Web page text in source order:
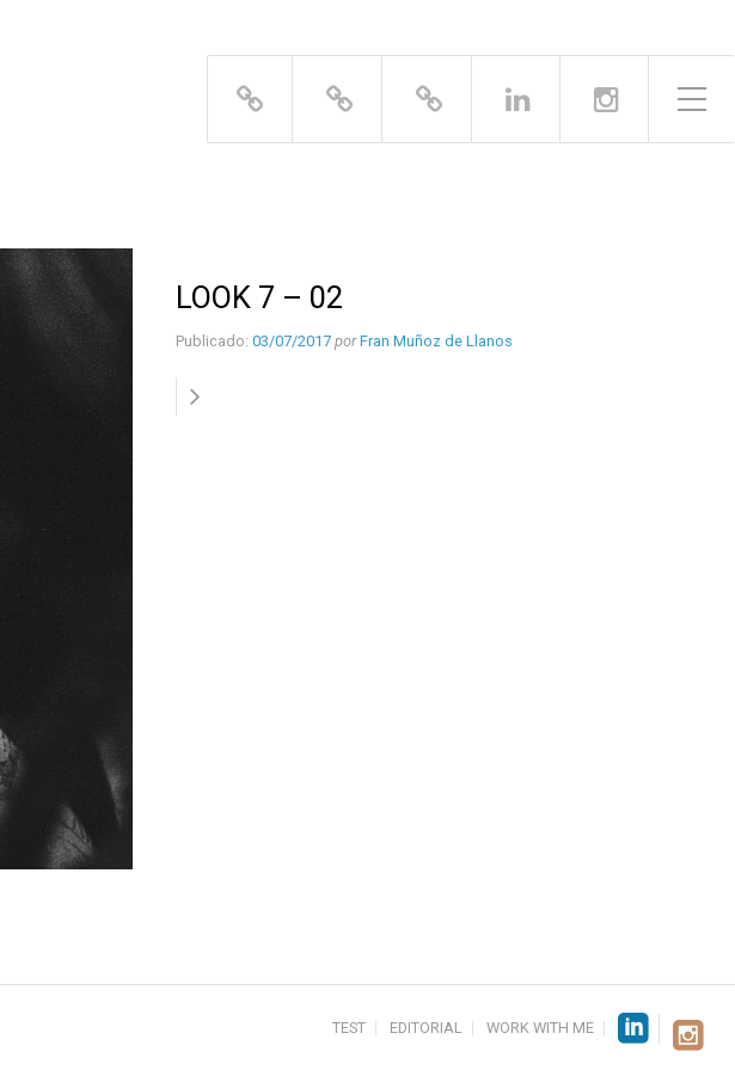
Alternar el menú lateral
LOOK 7 – 02
Publicado: 03/07/2017 por Fran Muñoz de Llanos
TEST EDITORIAL WORK WITH ME